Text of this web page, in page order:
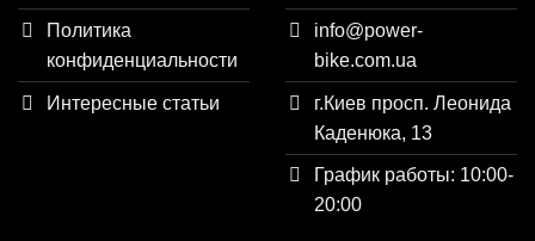
Политика
конфиденциальности
Интересные статьи
info@power-
bike.com.ua
г.Киев просп. Леонида
Каденюка, 13
График работы: 10:00-
20:00